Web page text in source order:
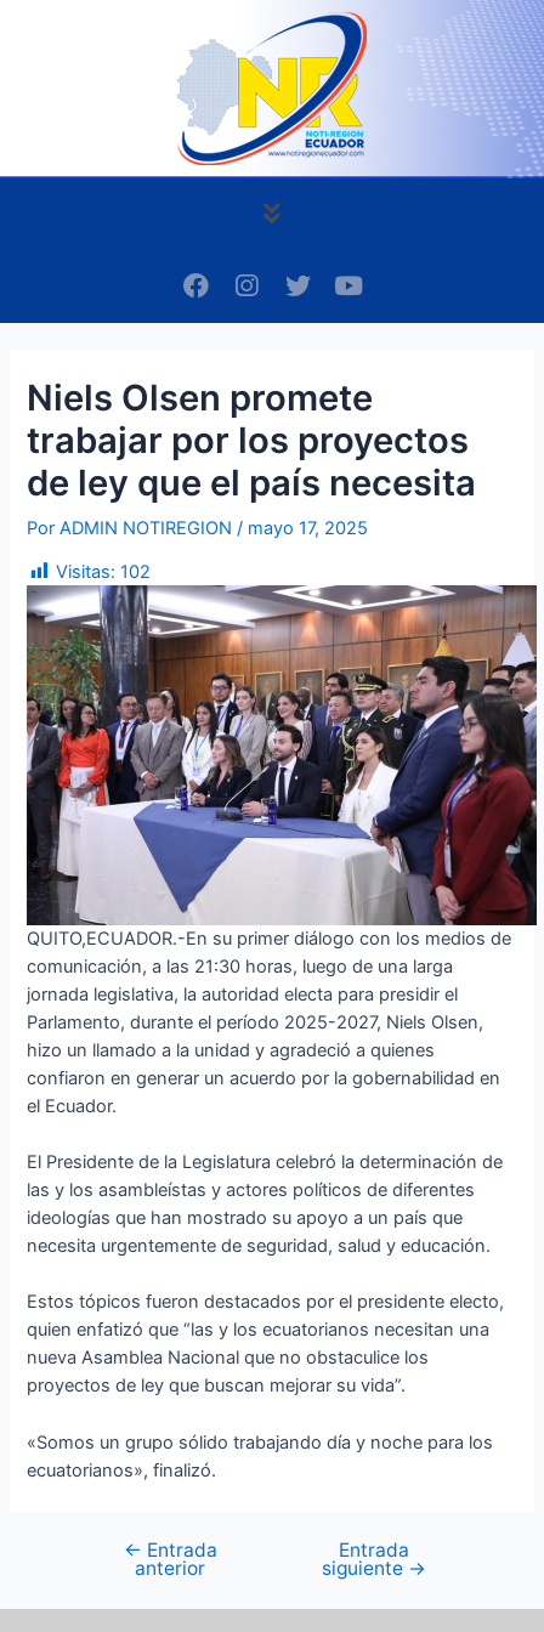
Menú
F
a
c
o
k
I
n
s
g
r
a
m
T
w
i
e
Y
o
u
b
Niels Olsen promete
trabajar por los proyectos
de ley que el país necesita
PorADMIN NOTIREGION/ mayo 17, 2025
Visitas: 102
QUITO,ECUADOR.-En su primer diálogo con los medios de
comunicación, a las 21:30 horas, luego de una larga
jornada legislativa, la autoridad electa para presidir el
Parlamento, durante el período 2025-2027, Niels Olsen,
hizo un llamado a la unidad y agradeció a quienes
confiaron en generar un acuerdo por la gobernabilidad en
el Ecuador.
El Presidente de la Legislatura celebró la determinación de
las y los asambleístas y actores políticos de diferentes
ideologías que han mostrado su apoyo a un país que
necesita urgentemente de seguridad, salud y educación.
Estos tópicos fueron destacados por el presidente electo,
quien enfatizó que “las y los ecuatorianos necesitan una
nueva Asamblea Nacional que no obstaculice los
proyectos de ley que buscan mejorar su vida”.
«Somos un grupo sólido trabajando día y noche para los
ecuatorianos», finalizó.
← Entrada
anterior
Entrada
siguiente →